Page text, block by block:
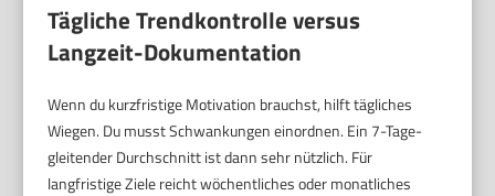
Tägliche Trendkontrolle versus
Langzeit-Dokumentation
Wenn du kurzfristige Motivation brauchst, hilft tägliches
Wiegen. Du musst Schwankungen einordnen. Ein 7-Tage-
gleitender Durchschnitt ist dann sehr nützlich. Für
langfristige Ziele reicht wöchentliches oder monatliches